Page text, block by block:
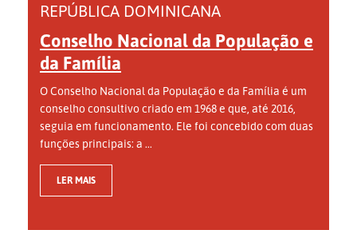
REPÚBLICA DOMINICANA
Conselho Nacional da População e
da Família
O Conselho Nacional da População e da Família é um
conselho consultivo criado em 1968 e que, até 2016,
seguia em funcionamento. Ele foi concebido com duas
funções principais: a ...
LER MAIS